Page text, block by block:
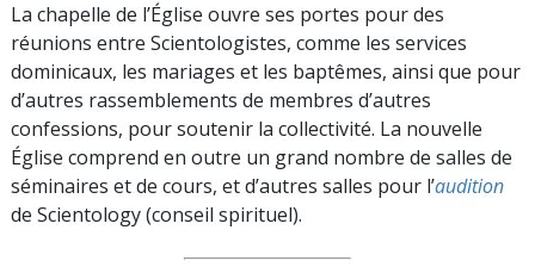
La chapelle de l’Église ouvre ses portes pour des
réunions entre Scientologistes, comme les services
dominicaux, les mariages et les baptêmes, ainsi que pour
d’autres rassemblements de membres d’autres
confessions, pour soutenir la collectivité. La nouvelle
Église comprend en outre un grand nombre de salles de
séminaires et de cours, et d’autres salles pour l’audition
de Scientology (conseil spirituel).